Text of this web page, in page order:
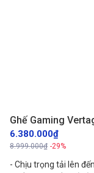
Ghế Gaming
6.380.000₫
8.999.000₫ -29%
- Chịu trọng tải lên